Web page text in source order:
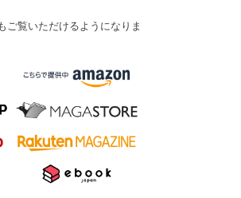
ご覧いただけるようになりま